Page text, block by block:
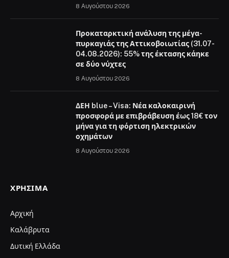
8 Αυγούστου 2026
Προκαταρκτική ανάλυση της μέγα-
πυρκαγιάς της Αττικοβοιωτίας (31.07-
04.08.2026): 55% της έκτασης κάηκε
σε δύο νύχτες
8 Αυγούστου 2026
ΔΕΗ blue – Visa: Νέα καλοκαιρινή
προσφορά με επιβράβευση έως 18€ τον
μήνα για τη φόρτιση ηλεκτρικών
οχημάτων
8 Αυγούστου 2026
ΧΡΉΣΙΜΑ
Αρχική
Καλάβρυτα
Δυτική Ελλάδα